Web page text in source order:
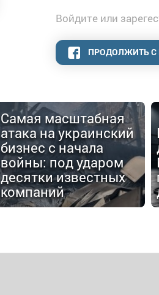
Войдите или
ПРОДОЛЖИТЬ С
Самая масштабная
атака на украинский
бизнес с начала
войны: под ударом
десятки известных
компаний